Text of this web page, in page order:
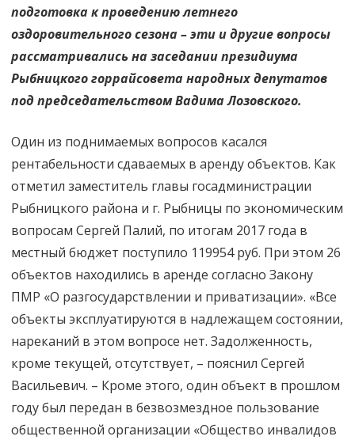
подготовка к проведению летнего
оздоровительного сезона – эти и другие вопросы
рассматривались на заседании президиума
Рыбницкого горрайсовета народных депутатов
под председательством Вадима Лозовского.
Один из поднимаемых вопросов касался
рентабельности сдаваемых в аренду объектов. Как
отметил заместитель главы госадминистрации
Рыбницкого района и г. Рыбницы по экономическим
вопросам Сергей Палий, по итогам 2017 года в
местный бюджет поступило 119954 руб. При этом 26
объектов находились в аренде согласно Закону
ПМР «О разгосударствлении и приватизации». «Все
объекты эксплуатируются в надлежащем состоянии,
нареканий в этом вопросе нет. Задолженность,
кроме текущей, отсутствует, – пояснил Сергей
Васильевич. – Кроме этого, один объект в прошлом
году был передан в безвозмездное пользование
общественной организации «Общество инвалидов